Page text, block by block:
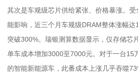
其次是车规级芯片供给紧张、价格暴涨。
能影响，近三个月车规级DRAM整体涨幅
突破300%。瑞银测算数据显示，仅存储芯
单车成本增加3000至7000元。对于一台15
的智能新能源车，此番成本上涨几乎吞噬